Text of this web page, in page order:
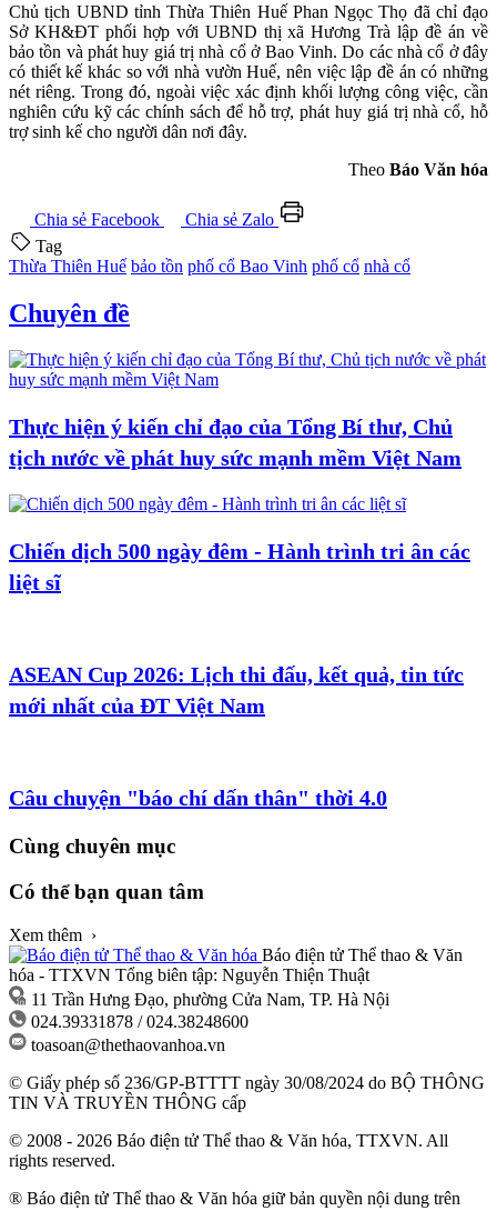
Chủ tịch UBND tỉnh Thừa Thiên Huế Phan Ngọc Thọ đã chỉ đạo
Sở KH&ĐT phối hợp với UBND thị xã Hương Trà lập đề án về
bảo tồn và phát huy giá trị nhà cổ ở Bao Vinh. Do các nhà cổ ở đây
có thiết kế khác so với nhà vườn Huế, nên việc lập đề án có những
nét riêng. Trong đó, ngoài việc xác định khối lượng công việc, cần
nghiên cứu kỹ các chính sách để hỗ trợ, phát huy giá trị nhà cổ, hỗ
trợ sinh kế cho người dân nơi đây.
Theo Báo Văn hóa
Chia sẻ Facebook
Chia sẻ Zalo
Tag
Thừa Thiên Huế bảo tồn phố cổ Bao Vinh phố cổ nhà cổ
Chuyên đề
Thực hiện ý kiến chỉ đạo của Tổng Bí thư, Chủ
tịch nước về phát huy sức mạnh mềm Việt Nam
Chiến dịch 500 ngày đêm - Hành trình tri ân các
liệt sĩ
ASEAN Cup 2026: Lịch thi đấu, kết quả, tin tức
mới nhất của ĐT Việt Nam
Câu chuyện "báo chí dấn thân" thời 4.0
Cùng chuyên mục
Có thể bạn quan tâm
Xem thêm ›
Báo điện tử Thể thao & Văn
hóa - TTXVN Tổng biên tập: Nguyễn Thiện Thuật
11 Trần Hưng Đạo, phường Cửa Nam, TP. Hà Nội
024.39331878 / 024.38248600
toasoan@thethaovanhoa.vn
© Giấy phép số 236/GP-BTTTT ngày 30/08/2024 do BỘ THÔNG
TIN VÀ TRUYỀN THÔNG cấp
© 2008 - 2026 Báo điện tử Thể thao & Văn hóa, TTXVN. All
rights reserved.
® Báo điện tử Thể thao & Văn hóa giữ bản quyền nội dung trên